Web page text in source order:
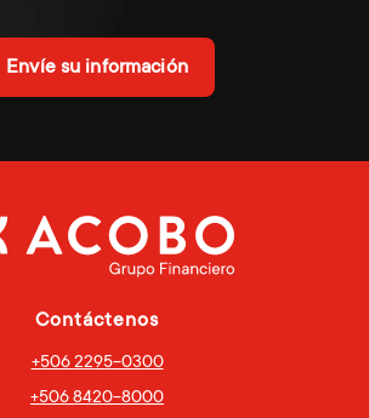
Contáctenos
+506 2295-0300
+506 8420-8000